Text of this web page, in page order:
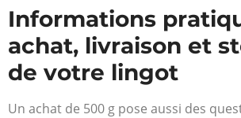
Informations
achat, livraison et
de votre lingot
Un achat de 500 g pose aussi des